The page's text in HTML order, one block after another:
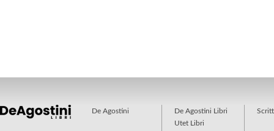
De Agostini
De Agostini Libri
Utet Libri